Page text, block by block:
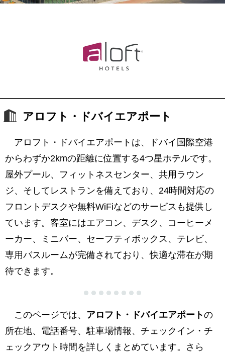
アロフト・ドバイエアポート
アロフト・ドバイエアポートは、ドバイ国際空港
からわずか2kmの距離に位置する4つ星ホテルです。
屋外プール、フィットネスセンター、共用ラウン
ジ、そしてレストランを備えており、24時間対応の
フロントデスクや無料WiFiなどのサービスも提供し
ています。客室にはエアコン、デスク、コーヒーメ
ーカー、ミニバー、セーフティボックス、テレビ、
専用バスルームが完備されており、快適な滞在が期
待できます。
このページでは、 アロフト・ドバイエアポートの
所在地、電話番号、駐車場情報、チェックイン・チ
ェックアウト時間を詳しくまとめています。さら